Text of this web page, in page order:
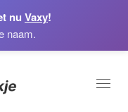
nu Vaxy!
naam.